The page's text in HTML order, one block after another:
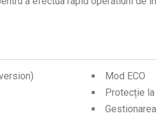
Mod ECO
Protecție la